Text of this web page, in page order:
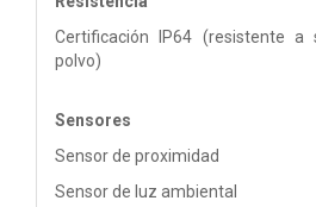
Certificación IP64 (resistente a
polvo)
Sensores
Sensor de proximidad
Sensor de luz ambiental